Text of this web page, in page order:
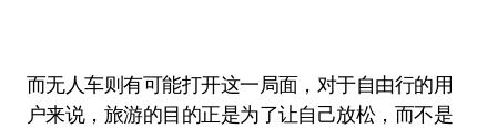
而无人车则有可能打开这一局面，对于自由行的用
户来说，旅游的目的正是为了让自己放松，而不是